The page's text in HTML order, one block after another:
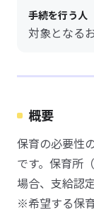
手続を行う人
対象となる
概要
保育の必要性
です。保育所
場合、支給認
※希望する保